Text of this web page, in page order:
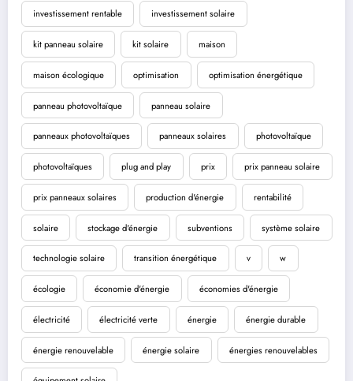
investissement rentable investissement solaire
kit panneau solaire kit solaire maison
maison écologique optimisation optimisation énergétique
panneau photovoltaïque panneau solaire
panneaux photovoltaïques panneaux solaires photovoltaïque
photovoltaïques plug and play prix prix panneau solaire
prix panneaux solaires production d'énergie rentabilité
solaire stockage d'énergie subventions système solaire
technologie solaire transition énergétique v w
écologie économie d'énergie économies d'énergie
électricité électricité verte énergie énergie durable
énergie renouvelable énergie solaire énergies renouvelables